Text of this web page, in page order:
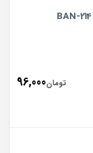
تومان96,000